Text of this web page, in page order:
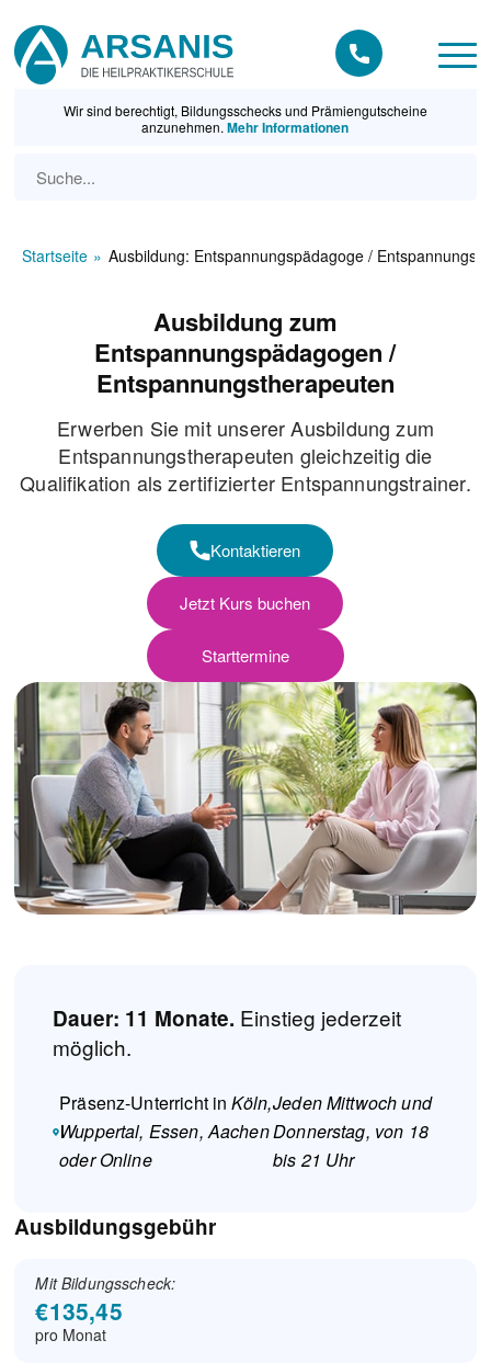
Wir sind berechtigt, Bildungsschecks und Prämiengutscheine
anzunehmen.Mehr Informationen
Startseite Ausbildung: Entspannungspädagoge /
Ausbildung zum
Entspannungspädagogen /
Entspannungstherapeuten
Erwerben Sie mit unserer Ausbildung zum
Entspannungstherapeuten gleichzeitig die
Qualifikation als zertifizierter Entspannungstrainer.
Kontaktieren
Jetzt Kurs buchen
Starttermine
Dauer: 11 Monate. Einstieg jederzeit
möglich.
Präsenz-Unterricht inKöln,
Wuppertal, Essen, Aachen
oder Online
Jeden Mittwoch und
Donnerstag, von 18
bis 21 Uhr
Ausbildungsgebühr
Mit Bildungsscheck:
€135,45
pro Monat